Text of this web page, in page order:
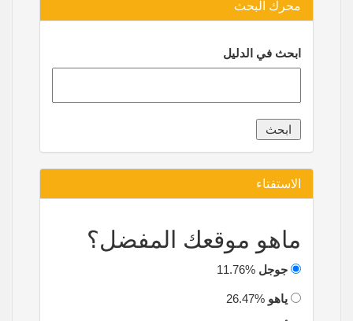
محرك البحث
ابحث في الدليل
الاستفتاء
ماهو موقعك المفضل؟
جوجل
ياهو